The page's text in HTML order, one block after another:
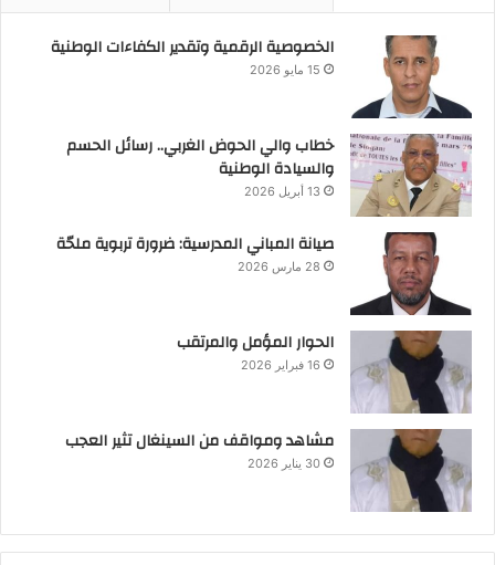
الخصوصية الرقمية وتقدير الكفاءات الوطنية
15 مايو 2026
خطاب والي الحوض الغربي.. رسائل الحسم
والسيادة الوطنية
13 أبريل 2026
صيانة المباني المدرسية: ضرورة تربوية ملحّة
28 مارس 2026
الحوار المؤمل والمرتقب
16 فبراير 2026
مشاهد ومواقف من السينغال تثير العجب
30 يناير 2026